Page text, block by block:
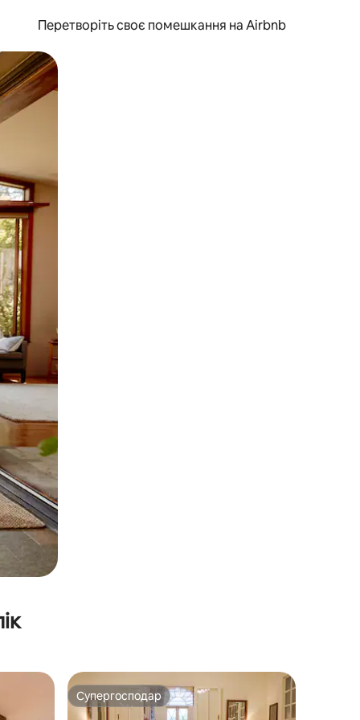
Перетворіть своє помешкання на Airbnb
та гортання.
Супергосподар
Супергосподар